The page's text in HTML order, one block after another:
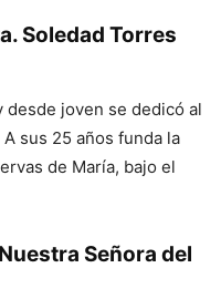
Soledad Torres
desde joven se dedicó al
sus 25 años funda la
de María, bajo el
Señora del